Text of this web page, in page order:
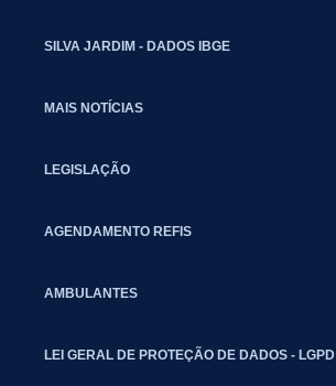
SILVA JARDIM - DADOS IBGE
MAIS NOTÍCIAS
LEGISLAÇÃO
AGENDAMENTO REFIS
AMBULANTES
LEI GERAL DE PROTEÇÃO DE DADOS - LGPD